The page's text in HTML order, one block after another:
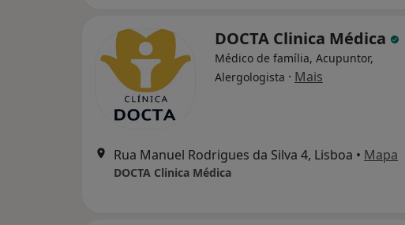
DOCTA Clinica Médica
Médico de família, Acupuntor,
Alergologista · Mais
Rua Manuel Rodrigues da Silva 4, Lisboa • Mapa
DOCTA Clinica Médica